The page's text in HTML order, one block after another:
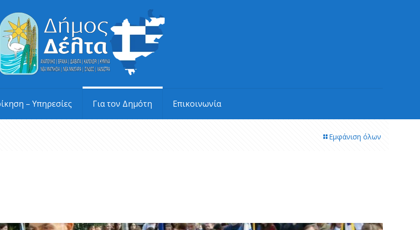
– Υπηρεσίες Για τον Δημότη Επικοινωνία
Εμφάνιση όλων